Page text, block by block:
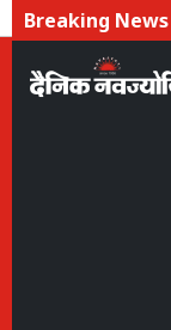
Breaking News